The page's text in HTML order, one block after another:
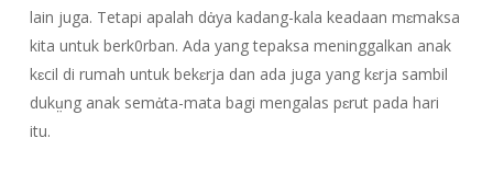
lain juga. Tetapi apalah dἀya kadang-kala keadaan mɛmaksa
kita untuk berk0rban. Ada yang tepaksa meninggalkan anak
kɛcil di rumah untuk bekɛrja dan ada juga yang kɛrja sambil
dukṳng anak semἀta-mata bagi mengalas pɛrut pada hari
itu.